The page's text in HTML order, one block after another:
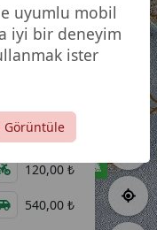
60,00 ₺
120,00 ₺
540,00 ₺
uyumlu mobil
iyi bir deneyim
ister
Görüntüle